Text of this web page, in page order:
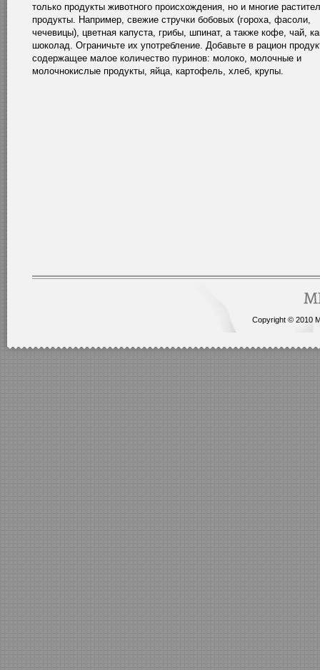
только продукты животного происхождения, но и многие
продукты. Например, свежие стручки бобовых (гороха, фасоли,
чечевицы), цветная капуста, грибы, шпинат, а также кофе, чай,
шоколад. Ограничьте их употребление. Добавьте в рацион
содержащее малое количество пуринов: молоко, молочные и
молочнокислые продукты, яйца, картофель, хлеб, крупы.
Copyright © 2010